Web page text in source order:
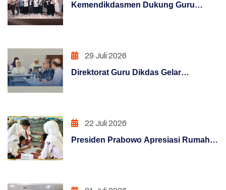
Hasil Survei Siazik
Penguatan Sistem Akuntabilitas Kerja
PENATAAN TATALAKSANA
PENGUATAN SISTEM PENGAWASAN
PENINGKATAN KUALITAS LAYANAN PUBLIK
(REFORM)
Kemendikdasmen Dukung Guru
29 Juli 2026
Direktorat Guru Dikdas Gelar
22 Juli 2026
Presiden Prabowo Apresiasi Rumah